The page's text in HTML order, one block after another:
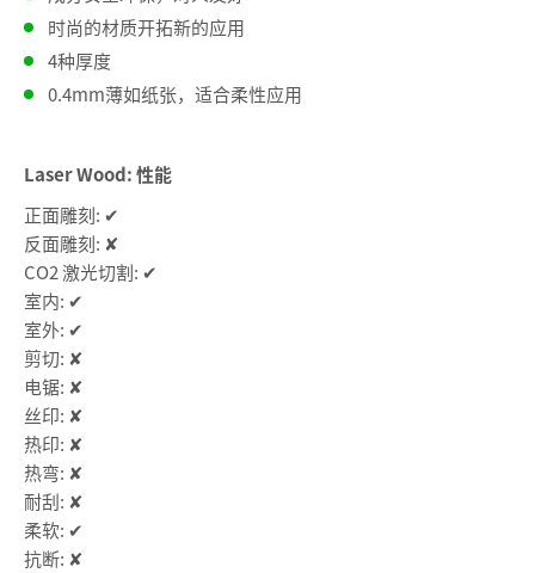
时尚的材质开拓新的应用
4种厚度
0.4mm薄如纸张，适合柔性应用
Laser Wood: 性能
正面雕刻: ✔
反面雕刻: ✘
CO2 激光切割: ✔
室内: ✔
室外: ✔
剪切: ✘
电锯: ✘
丝印: ✘
热印: ✘
热弯: ✘
耐刮: ✘
柔软: ✔
抗断: ✘